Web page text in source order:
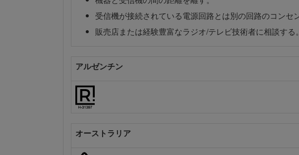
受信機が接続されている電源回路とは別の回路のコンセ
販売店または経験豊富なラジオ/テレビ技術者に相談する。
アルゼンチン
オーストラリア